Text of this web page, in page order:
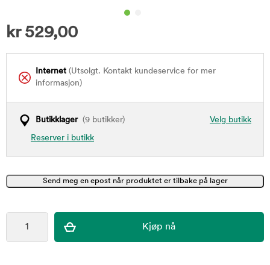
kr 529,00
Internet (Utsolgt. Kontakt kundeservice for mer
informasjon)
Velg butikk
Butikklager(9 butikker)
Reserver i butikk